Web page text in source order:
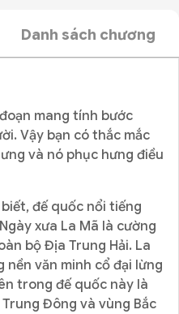
Danh sách chương
mang tính bước
Vậy bạn có thắc mắc
và nó phục hưng điều
đế quốc nổi tiếng
xưa La Mã là cường
bộ Địa Trung Hải. La
văn minh cổ đại lừng
trong đế quốc này là
Đông và vùng Bắc